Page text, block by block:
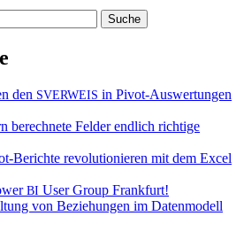
den SVERWEIS in Pivot-Auswertungen
berechnete Felder endlich richtige
Berichte revolutionieren mit dem Excel
BI User Group Frankfurt!
von Beziehungen im Datenmodell